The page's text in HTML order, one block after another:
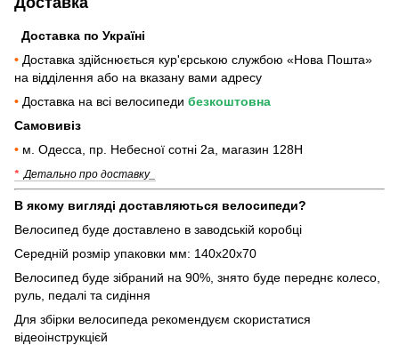
Доставка по Україні
• Доставка здійснюється кур'єрською службою «Нова Пошта»
на відділення або на вказану вами адресу
• Доставка на всі велосипеди безкоштовна
Самовивіз
• м. Одесса, пр. Небесної сотні 2а, магазин 128Н
* Детально про доставку_
В якому вигляді доставляються велосипеди?
Велосипед буде доставлено в заводській коробці
Середній розмір упаковки мм: 140х20х70
Велосипед буде зібраний на 90%, знято буде переднє колесо,
руль, педалі та сидіння
Для збірки велосипеда рекомендуєм скористатися
відеоінструкцієй